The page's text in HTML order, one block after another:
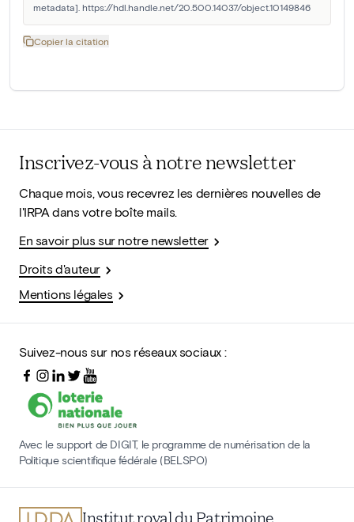
metadata]. https://hdl.handle.net/20.500.14037/object.10149846
Copier la citation
Inscrivez-vous à notre newsletter
Chaque mois, vous recevrez les dernières nouvelles de
l'IRPA dans votre boîte mails.
En savoir plus sur notre newsletter
Droits d'auteur
Mentions légales
Suivez-nous sur nos réseaux sociaux :
Avec le support de DIGIT, le programme de numérisation de la
Politique scientifique fédérale (BELSPO)
Institut royal du Patrimoine